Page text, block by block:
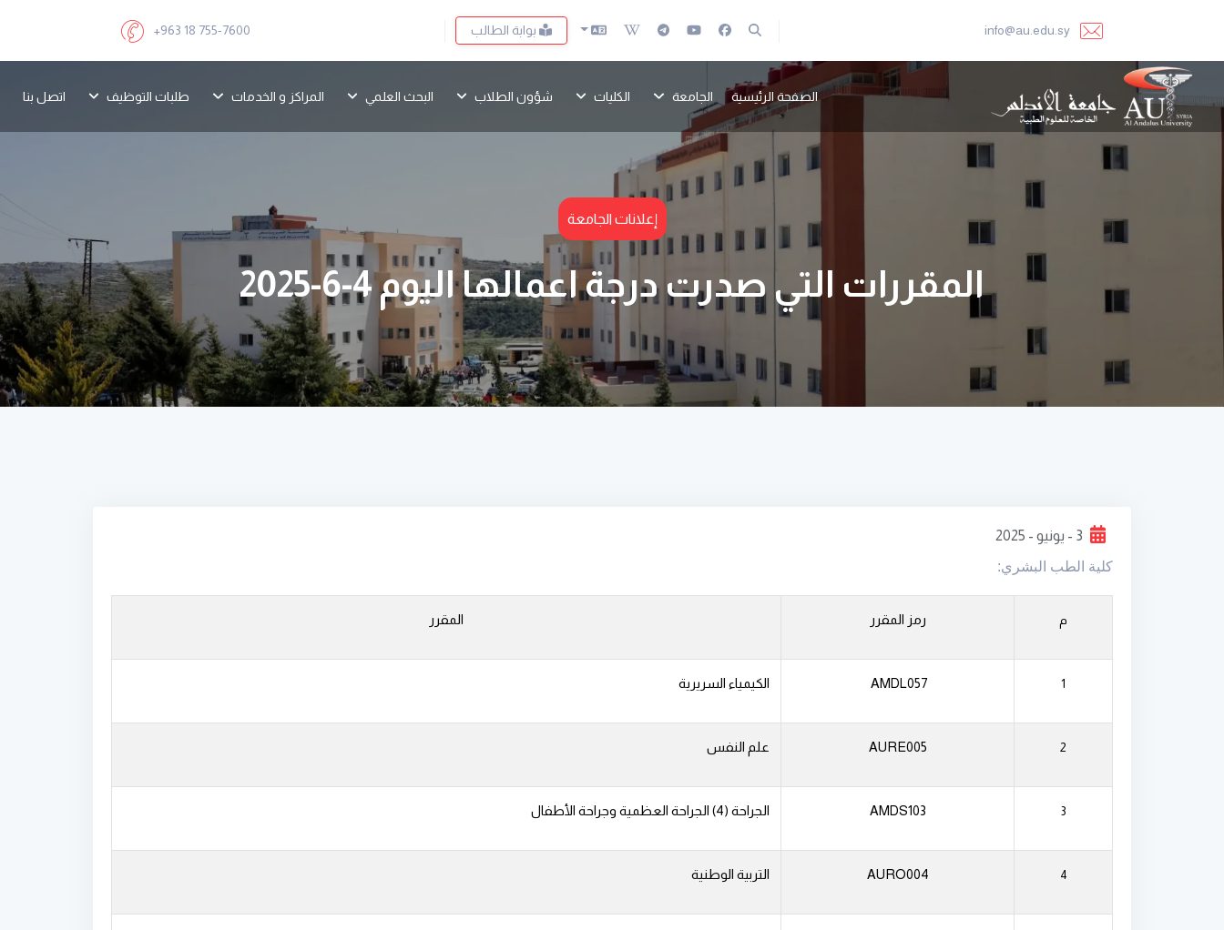
بوابة الطالب +963 18 755-7600
الصفحة الرئيسية الجامعة الكليات شؤون الطلاب البحث العلمي المراكز و الخدمات طلبات التوظيف اتصل بنا
إعلانات الجامعة
المقررات التي صدرت درجة اعمالها اليوم 4-6-2025
3 - يونيو - 2025
كلية الطب البشري:
م رمز المقرر المقرر
1
AMDL057 الكيمياء السريرية
2
AURE005 علم النفس
3
AMDS103 الجراحة (4) الجراحة العظمية وجراحة الأطفال
4
AURO004 التربية الوطنية